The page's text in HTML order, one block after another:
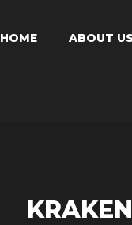
HOME ABOUT